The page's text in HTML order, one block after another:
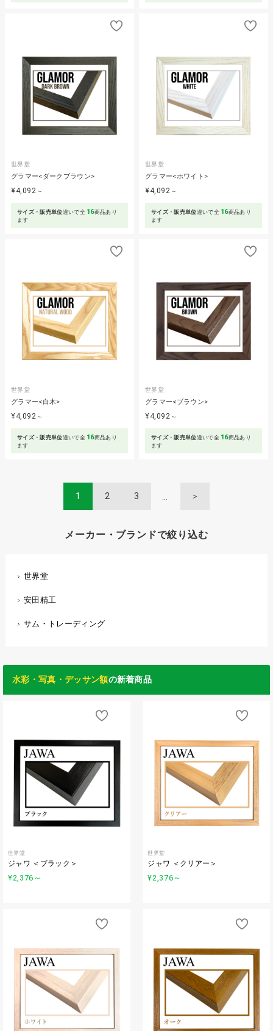
世界堂
グラマー<ダークブラウン>
¥4,092 ～
サイズ・販売単位違いで全 16商品あり
ます
世界堂
グラマー<ホワイト>
¥4,092 ～
サイズ・販売単位違いで全 16商品あり
ます
世界堂
グラマー<白木>
¥4,092 ～
サイズ・販売単位違いで全 16商品あり
ます
世界堂
グラマー<ブラウン>
¥4,092 ～
サイズ・販売単位違いで全 16商品あり
ます
1 2 3 ＞
メーカー・ブランドで絞り込む
世界堂
安田精工
サム・トレーディング
水彩・写真・デッサン額の新着商品
世界堂
ジャワ ＜ブラック＞
¥2,376 ～
世界堂
ジャワ ＜クリアー＞
¥2,376～